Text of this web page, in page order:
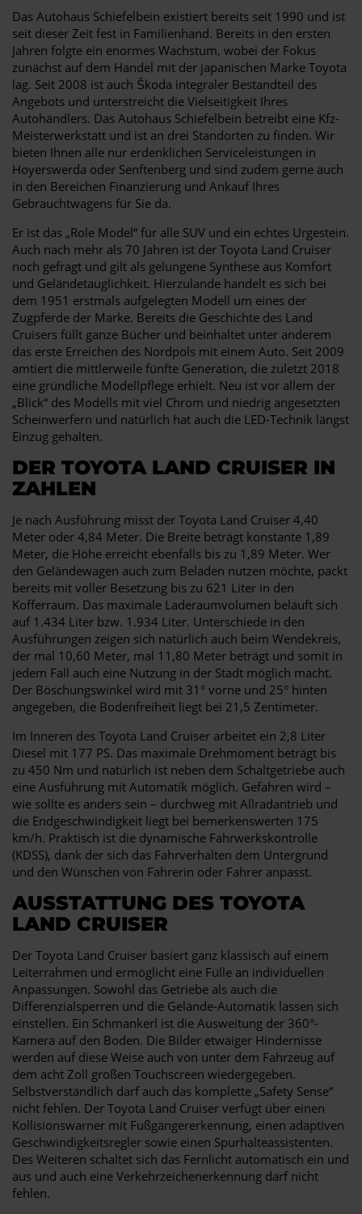
Das Autohaus Schiefelbein existiert bereits seit 1990 und ist
seit dieser Zeit fest in Familienhand. Bereits in den ersten
Jahren folgte ein enormes Wachstum, wobei der Fokus
zunächst auf dem Handel mit der japanischen Marke Toyota
lag. Seit 2008 ist auch Škoda integraler Bestandteil des
Angebots und unterstreicht die Vielseitigkeit Ihres
Autohändlers. Das Autohaus Schiefelbein betreibt eine Kfz-
Meisterwerkstatt und ist an drei Standorten zu finden. Wir
bieten Ihnen alle nur erdenklichen Serviceleistungen in
Hoyerswerda oder Senftenberg und sind zudem gerne auch
in den Bereichen Finanzierung und Ankauf Ihres
Gebrauchtwagens für Sie da.
Er ist das „Role Model“ für alle SUV und ein echtes Urgestein.
Auch nach mehr als 70 Jahren ist der Toyota Land Cruiser
noch gefragt und gilt als gelungene Synthese aus Komfort
und Geländetauglichkeit. Hierzulande handelt es sich bei
dem 1951 erstmals aufgelegten Modell um eines der
Zugpferde der Marke. Bereits die Geschichte des Land
Cruisers füllt ganze Bücher und beinhaltet unter anderem
das erste Erreichen des Nordpols mit einem Auto. Seit 2009
amtiert die mittlerweile fünfte Generation, die zuletzt 2018
eine gründliche Modellpflege erhielt. Neu ist vor allem der
„Blick“ des Modells mit viel Chrom und niedrig angesetzten
Scheinwerfern und natürlich hat auch die LED-Technik längst
Einzug gehalten.
DER TOYOTA LAND CRUISER IN
ZAHLEN
Je nach Ausführung misst der Toyota Land Cruiser 4,40
Meter oder 4,84 Meter. Die Breite beträgt konstante 1,89
Meter, die Höhe erreicht ebenfalls bis zu 1,89 Meter. Wer
den Geländewagen auch zum Beladen nutzen möchte, packt
bereits mit voller Besetzung bis zu 621 Liter in den
Kofferraum. Das maximale Laderaumvolumen beläuft sich
auf 1.434 Liter bzw. 1.934 Liter. Unterschiede in den
Ausführungen zeigen sich natürlich auch beim Wendekreis,
der mal 10,60 Meter, mal 11,80 Meter beträgt und somit in
jedem Fall auch eine Nutzung in der Stadt möglich macht.
Der Böschungswinkel wird mit 31° vorne und 25° hinten
angegeben, die Bodenfreiheit liegt bei 21,5 Zentimeter.
Im Inneren des Toyota Land Cruiser arbeitet ein 2,8 Liter
Diesel mit 177 PS. Das maximale Drehmoment beträgt bis
zu 450 Nm und natürlich ist neben dem Schaltgetriebe auch
eine Ausführung mit Automatik möglich. Gefahren wird –
wie sollte es anders sein – durchweg mit Allradantrieb und
die Endgeschwindigkeit liegt bei bemerkenswerten 175
km/h. Praktisch ist die dynamische Fahrwerkskontrolle
(KDSS), dank der sich das Fahrverhalten dem Untergrund
und den Wünschen von Fahrerin oder Fahrer anpasst.
AUSSTATTUNG DES TOYOTA
LAND CRUISER
Der Toyota Land Cruiser basiert ganz klassisch auf einem
Leiterrahmen und ermöglicht eine Fülle an individuellen
Anpassungen. Sowohl das Getriebe als auch die
Differenzialsperren und die Gelände-Automatik lassen sich
einstellen. Ein Schmankerl ist die Ausweitung der 360°-
Kamera auf den Boden. Die Bilder etwaiger Hindernisse
werden auf diese Weise auch von unter dem Fahrzeug auf
dem acht Zoll großen Touchscreen wiedergegeben.
Selbstverständlich darf auch das komplette „Safety Sense“
nicht fehlen. Der Toyota Land Cruiser verfügt über einen
Kollisionswarner mit Fußgängererkennung, einen adaptiven
Geschwindigkeitsregler sowie einen Spurhalteassistenten.
Des Weiteren schaltet sich das Fernlicht automatisch ein und
aus und auch eine Verkehrzeichenerkennung darf nicht
fehlen.